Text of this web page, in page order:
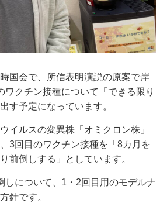
国会で、所信表明演説の原案で岸
ワクチン接種について「できる限り
す予定になっています。
イルスの変異株「オミクロン株」
3回目のワクチン接種を「8カ月を
前倒しする」としています。
しについて、1・2回目用のモデルナ
針です。